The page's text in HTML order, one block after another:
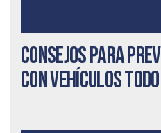
Consejos para
con vehículos